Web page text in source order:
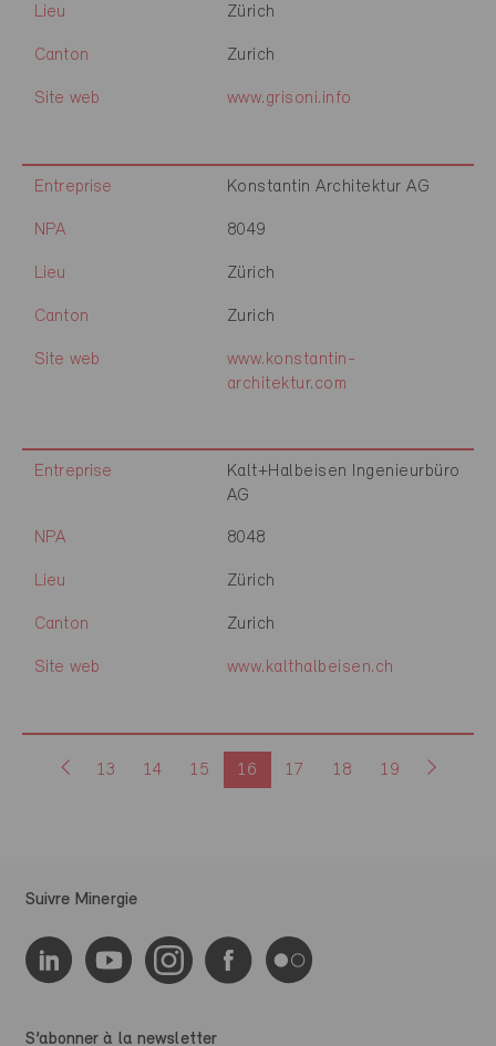
Lieu Zürich
Canton Zurich
Site web www.grisoni.info
Entreprise Konstantin Architektur AG
NPA 8049
Lieu Zürich
Canton Zurich
Site web
www.konstantin-
architektur.com
Entreprise
Kalt+Halbeisen Ingenieurbüro
AG
NPA 8048
Lieu Zürich
Canton Zurich
Site web www.kalthalbeisen.ch
13 14 15 16 17 18 19
Suivre Minergie
S’abonner à la newsletter